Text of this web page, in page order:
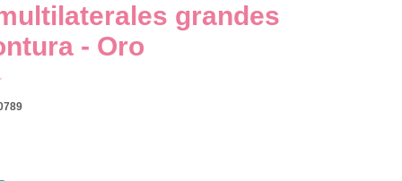
grandes
- Oro